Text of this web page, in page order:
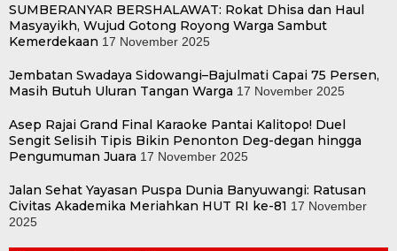
SUMBERANYAR BERSHALAWAT: Rokat Dhisa dan Haul
Masyayikh, Wujud Gotong Royong Warga Sambut
Kemerdekaan 17 November 2025
Jembatan Swadaya Sidowangi–Bajulmati Capai 75 Persen,
Masih Butuh Uluran Tangan Warga 17 November 2025
Asep Rajai Grand Final Karaoke Pantai Kalitopo! Duel
Sengit Selisih Tipis Bikin Penonton Deg-degan hingga
Pengumuman Juara 17 November 2025
Jalan Sehat Yayasan Puspa Dunia Banyuwangi: Ratusan
Civitas Akademika Meriahkan HUT RI ke-81 17 November
2025